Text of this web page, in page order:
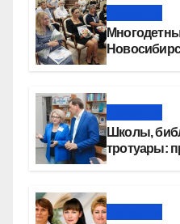
Школы,
тротуары: